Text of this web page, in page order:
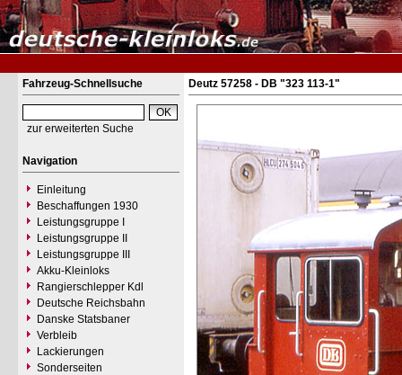
Fahrzeug-Schnellsuche
zur erweiterten Suche
Navigation
Einleitung
Beschaffungen 1930
Leistungsgruppe I
Leistungsgruppe II
Leistungsgruppe III
Akku-Kleinloks
Rangierschlepper Kdl
Deutsche Reichsbahn
Danske Statsbaner
Verbleib
Lackierungen
Sonderseiten
Deutz 57258 - DB "323 113-1"